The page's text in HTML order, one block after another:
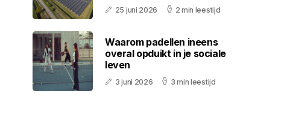
25 juni 2026 2 min leestijd
Waarom padellen ineens
overal opduikt in je sociale
leven
3 juni 2026 3 min leestijd